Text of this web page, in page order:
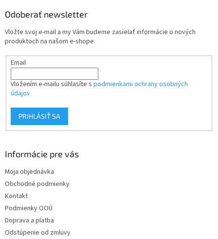
Odoberať newsletter
Vložte svoj e-mail a my Vám budeme zasielať informácie o nových
produktoch na našom e-shope.
Email
Vložením e-mailu súhlasíte s podmienkami ochrany osobných
údajov
PRIHLÁSIŤ SA
Informácie pre vás
Moja objednávka
Obchodné podmienky
Kontakt
Podmienky OOÚ
Doprava a platba
Odstúpenie od zmluvy